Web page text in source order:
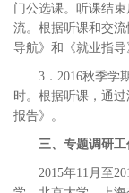
门公选课。听课结
流。根据听课和交
导航》和《就业指导
3．2016秋季学
时。根据听课，通
报告》。
三、专题调研工
2015年11月至